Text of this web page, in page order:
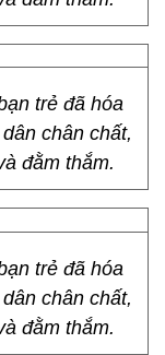
trẻ đã hóa
chân chất,
đằm thắm.
trẻ đã hóa
chân chất,
đằm thắm.